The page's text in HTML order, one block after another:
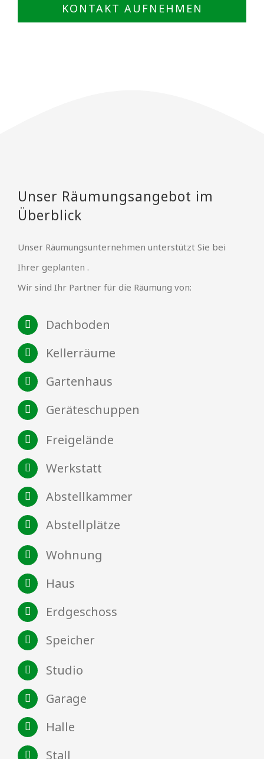
KONTAKT AUFNEHMEN
Unser Räumungsangebot im
Überblick
Unser Räumungsunternehmen unterstützt Sie bei
Ihrer geplanten .
Wir sind Ihr Partner für die Räumung von:
Dachboden
Kellerräume
Gartenhaus
Geräteschuppen
Freigelände
Werkstatt
Abstellkammer
Abstellplätze
Wohnung
Haus
Erdgeschoss
Speicher
Studio
Garage
Halle
Stall